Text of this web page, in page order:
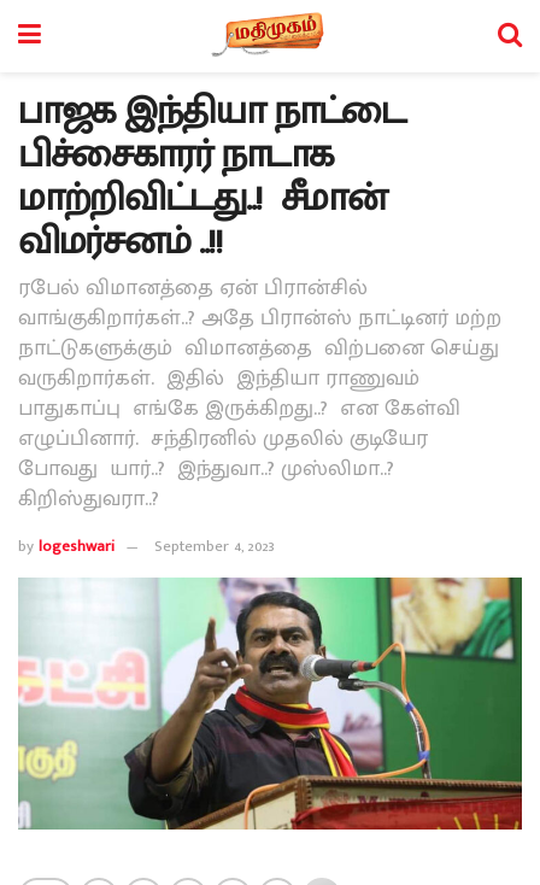
பாஜக இந்தியா நாட்டை
பிச்சைகாரர் நாடாக
மாற்றிவிட்டது..! சீமான்
விமர்சனம் ..!!
ரபேல் விமானத்தை ஏன் பிரான்சில்
வாங்குகிறார்கள்..? அதே பிரான்ஸ் நாட்டினர் மற்ற
நாட்டுகளுக்கும் விமானத்தை விற்பனை செய்து
வருகிறார்கள். இதில் இந்தியா ராணுவம்
பாதுகாப்பு எங்கே இருக்கிறது..? என கேள்வி
எழுப்பினார். சந்திரனில் முதலில் குடியேர
போவது யார்..? இந்துவா..? முஸ்லிமா..?
கிறிஸ்துவரா..?
bylogeshwari September 4, 2023